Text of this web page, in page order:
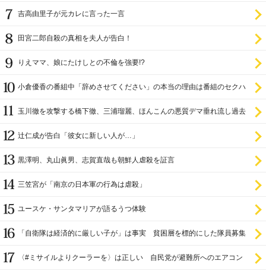
吉高由里子が元カレに言った一言
田宮二郎自殺の真相を夫人が告白！
りえママ、娘にたけしとの不倫を強要!?
小倉優香の番組中「辞めさせてください」の本当の理由は番組のセクハ
玉川徹を攻撃する橋下徹、三浦瑠麗、ほんこんの悪質デマ垂れ流し過去
辻仁成が告白「彼女に新しい人が…」
黒澤明、丸山眞男、志賀直哉も朝鮮人虐殺を証言
三笠宮が「南京の日本軍の行為は虐殺」
ユースケ・サンタマリアが語るうつ体験
「自衛隊は経済的に厳しい子が」は事実 貧困層を標的にした隊員募集
〈#ミサイルよりクーラーを〉は正しい 自民党が避難所へのエアコン